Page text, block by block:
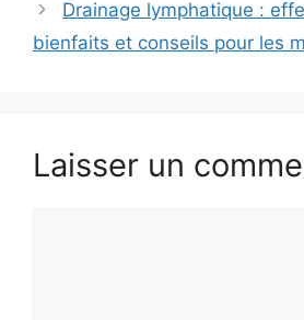
Drainage lymphatique :
bienfaits et conseils pour les
Laisser un